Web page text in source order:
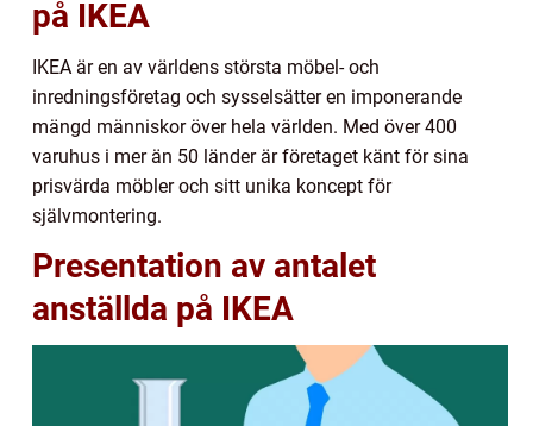
på IKEA
IKEA är en av världens största möbel- och
inredningsföretag och sysselsätter en imponerande
mängd människor över hela världen. Med över 400
varuhus i mer än 50 länder är företaget känt för sina
prisvärda möbler och sitt unika koncept för
självmontering.
Presentation av antalet
anställda på IKEA